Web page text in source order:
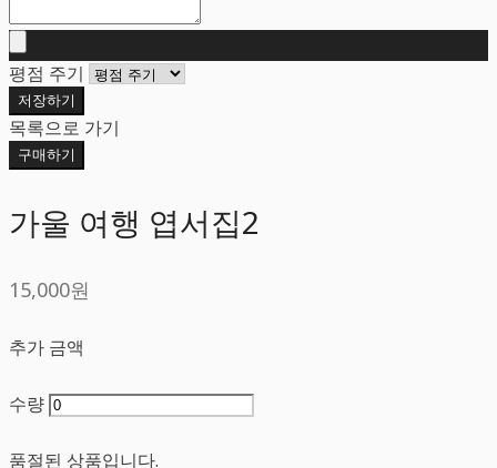
평점 주기
저장하기
목록으로 가기
구매하기
가울 여행 엽서집2
15,000원
추가 금액
수량
품절된 상품입니다.